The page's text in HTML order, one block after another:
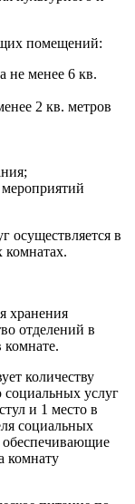
помещений:
не менее 6 кв.
2 кв. метров
осуществляется в
хранения
отделений в
комнате.
количеству
услуг
и 1 место в
социальных
комнату